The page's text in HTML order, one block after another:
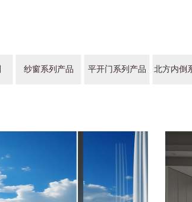
纱窗系列产品 平开门系列产品 北方内倒